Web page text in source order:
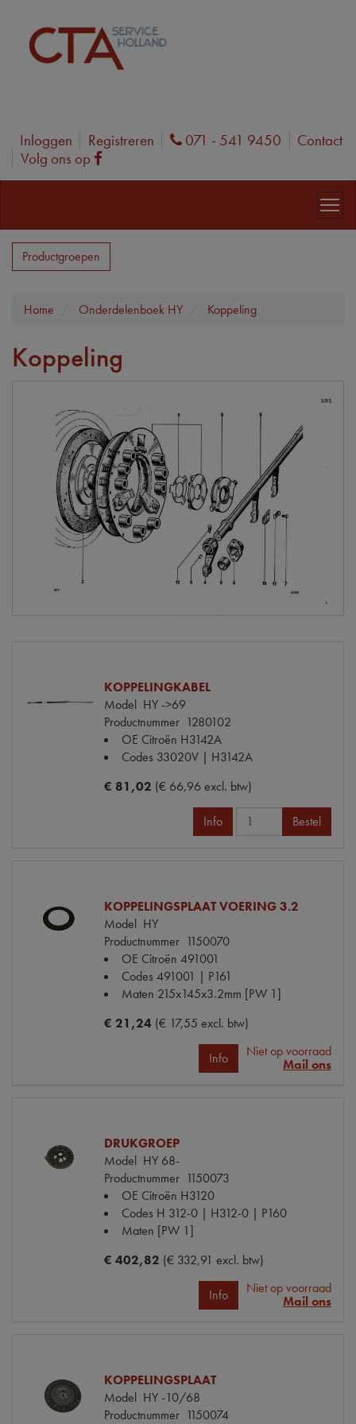
Inloggen Registreren Phone
071 - 541 9450
Contact
Volg ons op
Facebook
Productgroepen
Home Onderdelenboek HY Koppeling
Koppeling
KOPPELINGKABEL
Model HY ->69
Productnummer 1280102
OE Citroën H3142A
Codes 33020V | H3142A
€ 81,02 (€ 66,96 excl. btw)
Info Bestel
KOPPELINGSPLAAT VOERING 3.2
Model HY
Productnummer 1150070
OE Citroën 491001
Codes 491001 | P161
Maten 215x145x3.2mm [PW 1]
€ 21,24 (€ 17,55 excl. btw)
Info
Niet op voorraad
Mail ons
DRUKGROEP
Model HY 68-
Productnummer 1150073
OE Citroën H3120
Codes H 312-0 | H312-0 | P160
Maten [PW 1]
€ 402,82 (€ 332,91 excl. btw)
Info
Niet op voorraad
Mail ons
KOPPELINGSPLAAT
Model HY -10/68
Productnummer 1150074